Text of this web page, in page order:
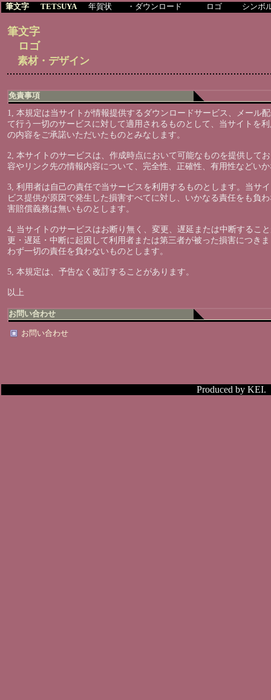
筆文字 TETSUYA 年賀状 ・ダウンロード ロゴ シンボ
筆文字
ロゴ
素材・デザイン
免責事項
1, 本規定は当サイトが情報提供するダウンロードサービス、メール
て行う一切のサービスに対して適用されるものとして、当サイトを
の内容をご承諾いただいたものとみなします。
2, 本サイトのサービスは、作成時点において可能なものを提供して
容やリンク先の情報内容について、完全性、正確性、有用性などい
3, 利用者は自己の責任で当サービスを利用するものとします。当サ
ビス提供が原因で発生した損害すべてに対し、いかなる責任をも負
害賠償義務は無いものとします。
4, 当サイトのサービスはお断り無く、変更、遅延または中断するこ
更・遅延・中断に起因して利用者または第三者が被った損害につき
わず一切の責任を負わないものとします。
5, 本規定は、予告なく改訂することがあります。
以上
お問い合わせ
お問い合わせ
Produced by KEI.